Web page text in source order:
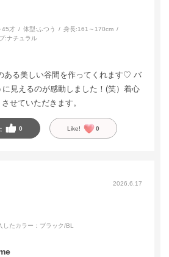
45才 体型:ふつう 身長:161～170cm
:ナチュラル
ある美しい谷間を作ってくれます♡ バ
見えるのが感動しました！(笑）着心
せていただきます。
0 Like! 0
2026.6.17
したカラー：ブラック/BL